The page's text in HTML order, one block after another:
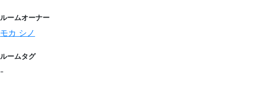
ルームオーナー
モカ シノ
ルームタグ
-